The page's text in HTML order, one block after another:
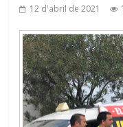
12 d'abril de 2021